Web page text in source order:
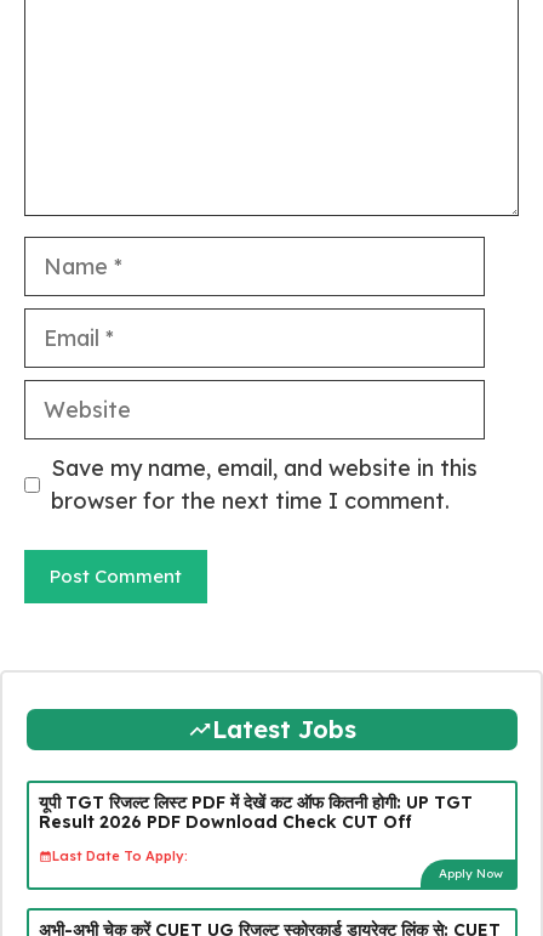
Name
Email
Website
Save my name, email, and website in this
browser for the next time I comment.
Latest Jobs
यूपी TGT रिजल्ट लिस्ट PDF में देखें कट ऑफ कितनी होगी: UP TGT
Result 2026 PDF Download Check CUT Off
Last Date To Apply:
Apply Now
अभी-अभी चेक करें CUET UG रिजल्ट स्कोरकार्ड डायरेक्ट लिंक से: CUET